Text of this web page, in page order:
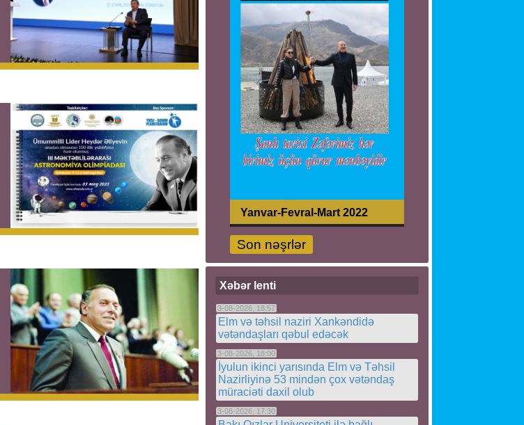
Yanvar-Fevral-Mart 2022
Son nəşrlər
Xəbər lenti
3-08-2026, 18:57
Elm və təhsil naziri Xankəndidə
vətəndaşları qəbul edəcək
3-08-2026, 18:00
İyulun ikinci yarısında Elm və Təhsil
Nazirliyinə 53 mindən çox vətəndaş
müraciəti daxil olub
3-08-2026, 17:30